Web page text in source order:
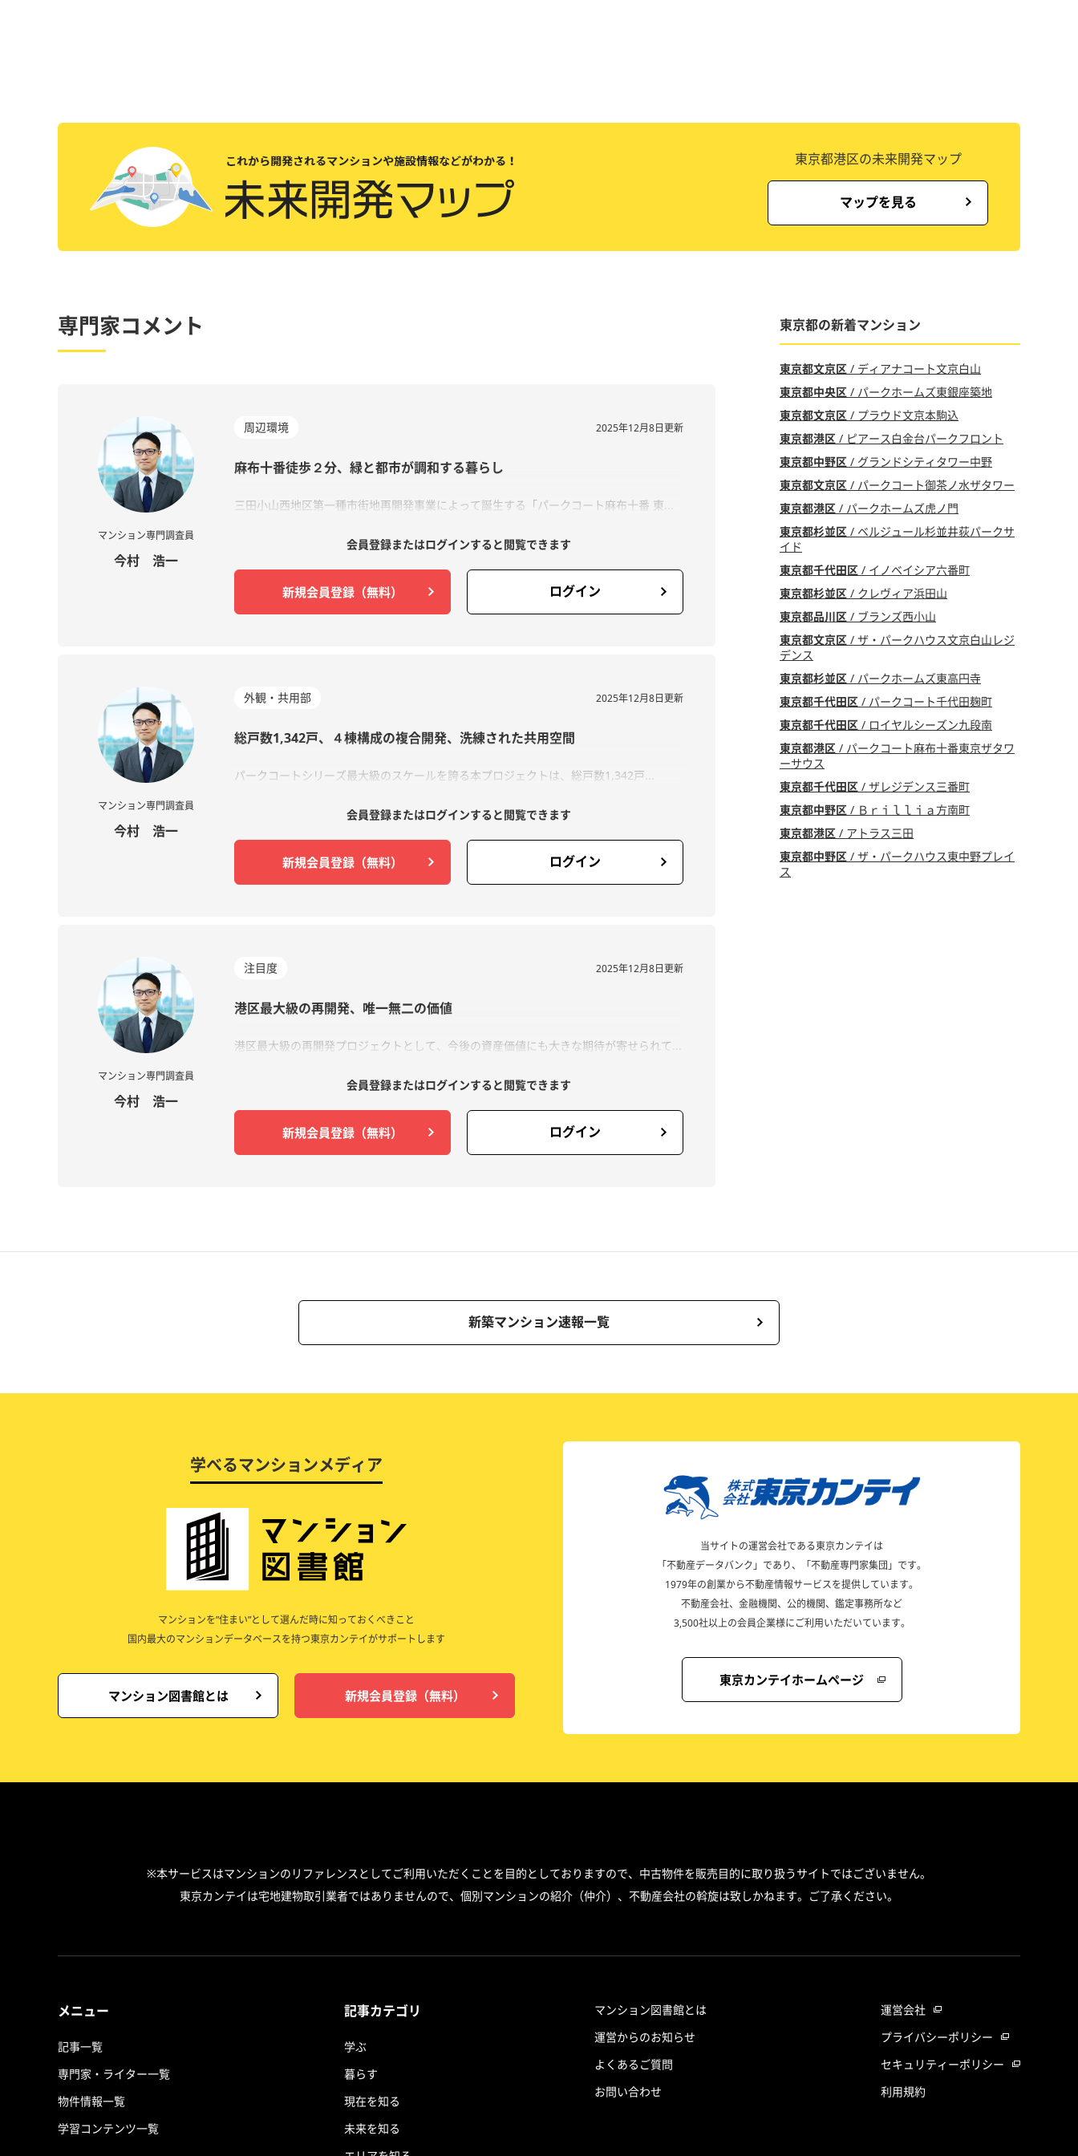
東京都港区の未来開発マップ
マップを見る
専門家コメント
マンション専門調査員
今村 浩一​
周辺環境 2025年12月8日更新
麻布十番徒歩２分、緑と都市が調和する暮らし
三田小山西地区第一種市街地再開発事業によって誕生する「パークコート麻布十番 東...
会員登録またはログインすると閲覧できます
新規会員登録（無料） ログイン
マンション専門調査員
今村 浩一​
外観・共用部 2025年12月8日更新
総戸数1,342戸、４棟構成の複合開発、洗練された共用空間
パークコートシリーズ最大級のスケールを誇る本プロジェクトは、総戸数1,342戸...
会員登録またはログインすると閲覧できます
新規会員登録（無料） ログイン
マンション専門調査員
今村 浩一​
注目度 2025年12月8日更新
港区最大級の再開発、唯一無二の価値
港区最大級の再開発プロジェクトとして、今後の資産価値にも大きな期待が寄せられて...
会員登録またはログインすると閲覧できます
新規会員登録（無料） ログイン
東京都の新着マンション
東京都文京区 / ディアナコート文京白山
東京都中央区 / パークホームズ東銀座築地
東京都文京区 / プラウド文京本駒込
東京都港区 / ピアース白金台パークフロント
東京都中野区 / グランドシティタワー中野
東京都文京区 / パークコート御茶ノ水ザタワー
東京都港区 / パークホームズ虎ノ門
東京都杉並区 / ベルジュール杉並井荻パークサ
イド
東京都千代田区 / イノベイシア六番町
東京都杉並区 / クレヴィア浜田山
東京都品川区 / ブランズ西小山
東京都文京区 / ザ・パークハウス文京白山レジ
デンス
東京都杉並区 / パークホームズ東高円寺
東京都千代田区 / パークコート千代田麹町
東京都千代田区 / ロイヤルシーズン九段南
東京都港区 / パークコート麻布十番東京ザタワ
ーサウス
東京都千代田区 / ザレジデンス三番町
東京都中野区 / Ｂｒｉｌｌｉａ方南町
東京都港区 / アトラス三田
東京都中野区 / ザ・パークハウス東中野プレイ
ス
新築マンション速報一覧
学べるマンションメディア
マンションを”住まい”として選んだ時に知っておくべきこと
国内最大のマンションデータベースを持つ東京カンテイがサポートします
マンション図書館とは 新規会員登録（無料）
当サイトの運営会社である東京カンテイは
「不動産データバンク」であり、「不動産専門家集団」です。
1979年の創業から不動産情報サービスを提供しています。
不動産会社、金融機関、公的機関、鑑定事務所など
3,500社以上の会員企業様にご利用いただいています。
東京カンテイホームページ
※本サービスはマンションのリファレンスとしてご利用いただくことを目的としておりますので、中古物件を販売目的に取り扱うサイトではございません。
東京カンテイは宅地建物取引業者ではありませんので、個別マンションの紹介（仲介）、不動産会社の斡旋は致しかねます。ご了承ください。
メニュー
記事一覧
専門家・ライター一覧
物件情報一覧
学習コンテンツ一覧
記事カテゴリ
学ぶ
暮らす
現在を知る
未来を知る
マンション図書館とは
運営からのお知らせ
よくあるご質問
お問い合わせ
運営会社
プライバシーポリシー
セキュリティーポリシー
利用規約